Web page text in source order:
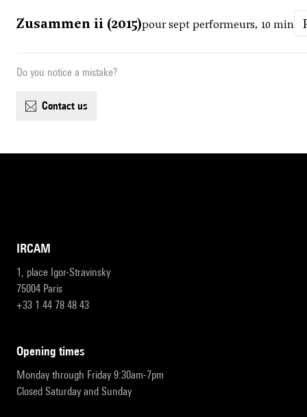
Zusammen ii (2015)pour sept performeurs, 10 min
Do you notice a mistake?
contact us
IRCAM
1, place Igor-Stravinsky
75004 Paris
+33 1 44 78 48 43
opening times
Monday through Friday 9:30am-7pm
Closed Saturday and Sunday